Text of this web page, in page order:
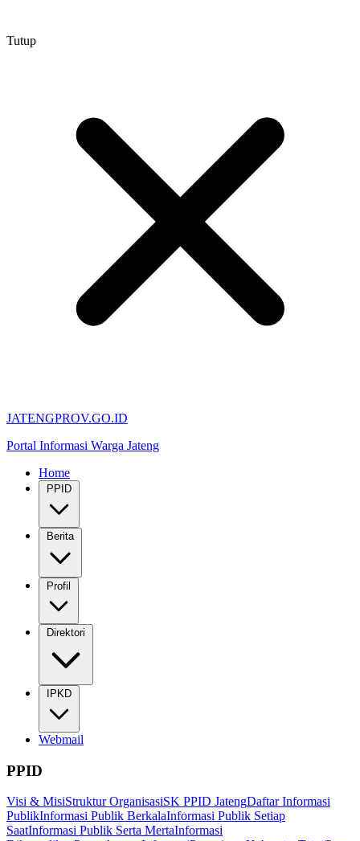
Tutup
JATENGPROV.GO.ID
Portal Informasi Warga Jateng
Home
PPID
Berita
Profil
Direktori
IPKD
Webmail
PPID
Visi & MisiStruktur OrganisasiSK PPID JatengDaftar Informasi
PublikInformasi Publik BerkalaInformasi Publik Setiap
SaatInformasi Publik Serta MertaInformasi